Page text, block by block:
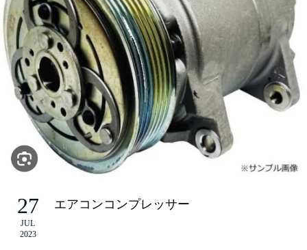
27
JUL
2023
エアコンコンプレッサー